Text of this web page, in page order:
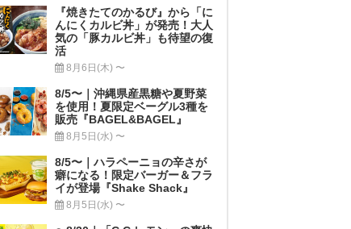
『焼きたてのかるび』から「に
んにくカルビ丼」が発売！大人
気の「豚カルビ丼」も待望の復
活
8月6日(木) 〜
8/5〜｜沖縄県産黒糖や夏野菜
を使用！夏限定ベーグル3種を
販売『BAGEL&BAGEL』
8月5日(水) 〜
8/5〜｜ハラペーニョの辛さが
癖になる！限定バーガー＆フラ
イが登場『Shake Shack』
8月5日(水) 〜